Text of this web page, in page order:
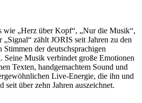
wie „Herz über Kopf“, „Nur die Musik“,
„Signal“ zählt JORIS seit Jahren zu den
Stimmen der deutschsprachigen
Seine Musik verbindet große Emotionen
Texten, handgemachtem Sound und
Live-Energie, die ihn und
seit über zehn Jahren auszeichnet.